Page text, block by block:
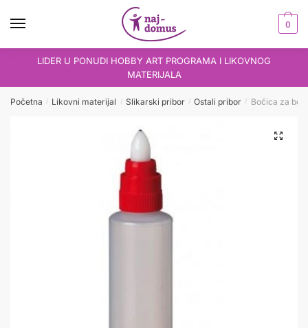
0
LIDER U PONUDI HOBBY ART PROGRAMA I LIKOVNOG
MATERIJALA
Početna / Likovni materijal / Slikarski pribor / Ostali pribor / Bočica za